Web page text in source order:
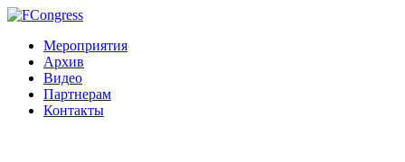
Мероприятия
Архив
Видео
Партнерам
Контакты